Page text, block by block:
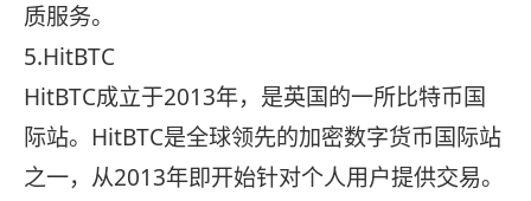
质服务。
5.HitBTC
HitBTC成立于2013年，是英国的一所比特币国
际站。HitBTC是全球领先的加密数字货币国际站
之一，从2013年即开始针对个人用户提供交易。